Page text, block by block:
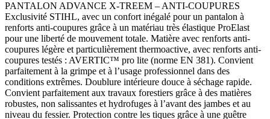
PANTALON ADVANCE X-TREEM – ANTI-COUPURES
Exclusivité STIHL, avec un confort inégalé pour un pantalon à
renforts anti-coupures grâce à un matériau très élastique ProElast
pour une liberté de mouvement totale. Matière avec renforts anti-
coupures légère et particulièrement thermoactive, avec renforts anti-
coupures testés : AVERTIC™ pro lite (norme EN 381). Convient
parfaitement à la grimpe et à l’usage professionnel dans des
conditions extrêmes. Doublure intérieure douce à séchage rapide.
Convient parfaitement aux travaux forestiers grâce à des matières
robustes, non salissantes et hydrofuges à l’avant des jambes et au
niveau du fessier. Protection contre les tiques grâce à une guêtre